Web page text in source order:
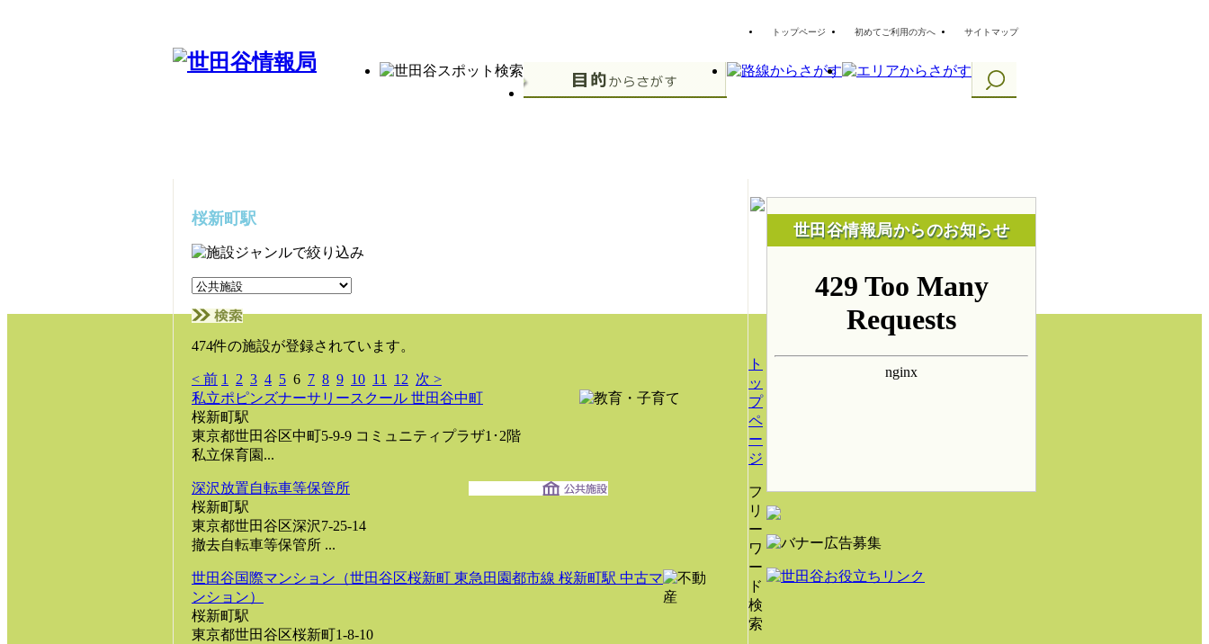
サイトマップ
初めてご利用の方へ
トップページ
桜新町駅
474件の施設が登録されています。
< 前 1 2 3 4 5 6 7 8 9 10 11 12 次 >
私立ポピンズナーサリースクール 世田谷中町
桜新町駅
東京都世田谷区中町5-9-9 コミュニティプラザ1･2階
私立保育園...
深沢放置自転車等保管所
桜新町駅
東京都世田谷区深沢7-25-14
撤去自転車等保管所 ...
世田谷国際マンション（世田谷区桜新町 東急田園都市線 桜新町駅 中古マ
ンション）
桜新町駅
東京都世田谷区桜新町1-8-10
世田谷情報局からのお知らせ
ト
ッ
プ
ペ
ー
ジ
フ
リ
ー
ワ
ー
ド
検
索